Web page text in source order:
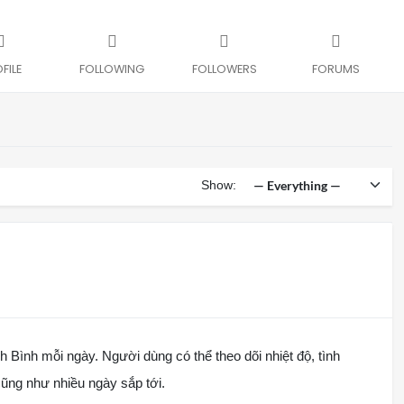
FOLLOWING FOLLOWERS FORUMS
Show:
mỗi ngày. Người dùng có thể theo dõi nhiệt độ, tình
như nhiều ngày sắp tới.